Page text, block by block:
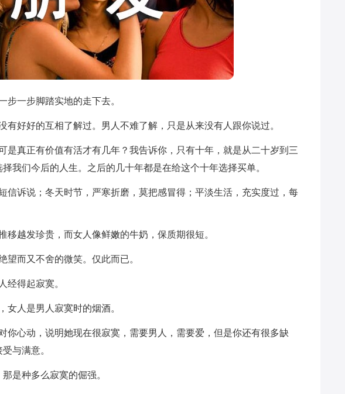
步一步脚踏实地的走下去。
有好好的互相了解过。男人不难了解，只是从来没有人跟你说过。
是真正有价值有活才有几年？我告诉你，只有十年，就是从二十岁到三
我们今后的人生。之后的几十年都是在给这个十年选择买单。
信诉说；冬天时节，严寒折磨，莫把感冒得；平淡生活，充实度过，每
移越发珍贵，而女人像鲜嫩的牛奶，保质期很短。
望而又不舍的微笑。仅此而已。
经得起寂寞。
女人是男人寂寞时的烟酒。
你心动，说明她现在很寂寞，需要男人，需要爱，但是你还有很多缺
与满意。
是种多么寂寞的倔强。